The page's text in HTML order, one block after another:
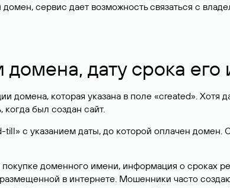
сервис дает возможность связаться с
домена, дату срока его
домена, которая указана в поле «created». Хотя
был создан сайт.
с указанием даты, до которой оплачен домен.
доменного имени, информация о сроках
в интернете. Мошенники часто